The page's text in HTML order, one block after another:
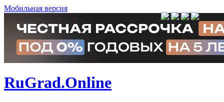
Мобильная версия
RuGrad.Online